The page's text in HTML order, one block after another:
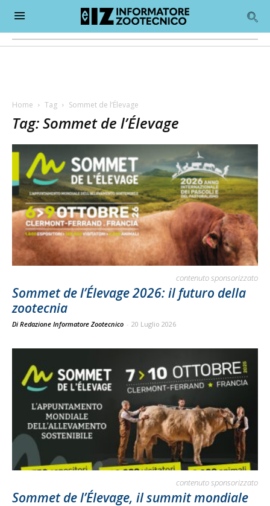
Home Tag Sommet de l’Élevage
Tag: Sommet de l’Élevage
contenuto sponsorizzato
Sommet de l’Élevage 2026: il futuro della
zootecnia
Di Redazione Informatore Zootecnico - 20 Luglio 2026
contenuto sponsorizzato
Sommet de l’Élevage, il summit mondiale